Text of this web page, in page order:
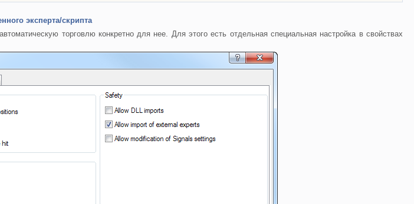
эксперта/скрипта
торговлю конкретно для нее. Для этого есть отдельная специальная настройка в свойствах